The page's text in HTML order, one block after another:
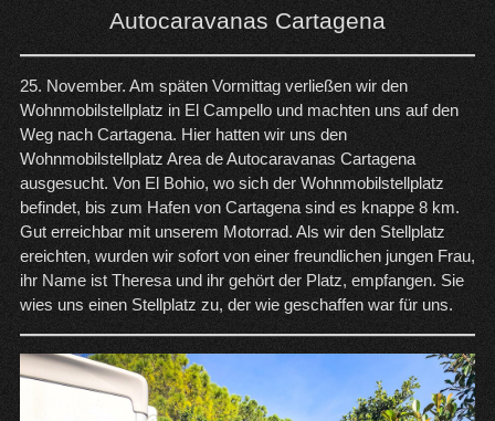
Autocaravanas Cartagena
25. November. Am späten Vormittag verließen wir den
Wohnmobilstellplatz in El Campello und machten uns auf den
Weg nach Cartagena. Hier hatten wir uns den
Wohnmobilstellplatz Area de Autocaravanas Cartagena
ausgesucht. Von El Bohio, wo sich der Wohnmobilstellplatz
befindet, bis zum Hafen von Cartagena sind es knappe 8 km.
Gut erreichbar mit unserem Motorrad. Als wir den Stellplatz
ereichten, wurden wir sofort von einer freundlichen jungen Frau,
ihr Name ist Theresa und ihr gehört der Platz, empfangen. Sie
wies uns einen Stellplatz zu, der wie geschaffen war für uns.